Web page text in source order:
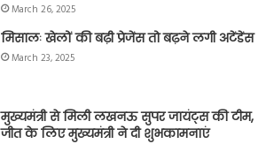
March 26, 2025
मिसालः खेलों की बढ़ी प्रेजेंस तो बढ़ने लगी अटेंडेंस
March 23, 2025
मुख्यमंत्री से मिली लखनऊ सुपर जायंट्स की टीम,
जीत के लिए मुख्यमंत्री ने दी शुभकामनाएं